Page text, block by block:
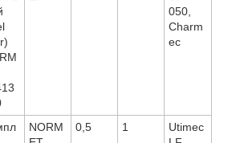
050,
Charm
ec
NORM
0,5 1
Utimec